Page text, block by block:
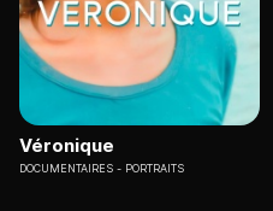
Véronique
DOCUMENTAIRES PORTRAITS